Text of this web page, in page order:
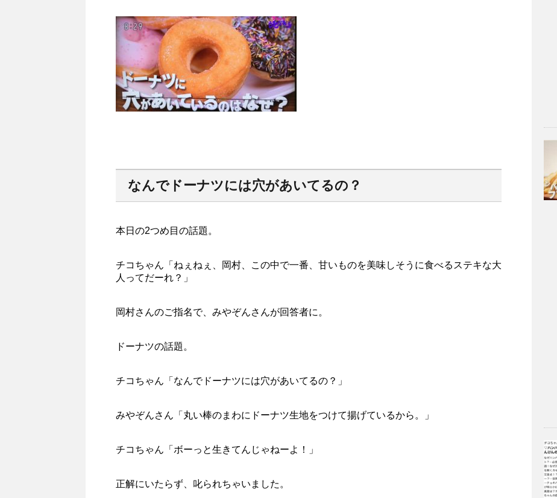
なんでドーナツには穴があいてるの？
本日の2つめ目の話題。
チコちゃん「ねぇねぇ、岡村、この中で一番、甘いものを美味しそうに食べるステキな大
人ってだーれ？」
岡村さんのご指名で、みやぞんさんが回答者に。
ドーナツの話題。
チコちゃん「なんでドーナツには穴があいてるの？」
みやぞんさん「丸い棒のまわにドーナツ生地をつけて揚げているから。」
チコちゃん「ボーっと生きてんじゃねーよ！」
正解にいたらず、叱られちゃいました。